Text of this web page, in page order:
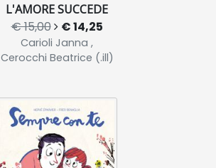
L'AMORE SUCCEDE
€ 15,00 € 14,25
Carioli Janna ,
Cerocchi Beatrice (.ill)